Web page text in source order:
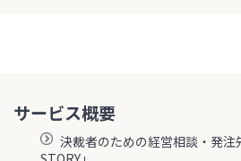
サービス概要
決裁者のための経営相談・発注